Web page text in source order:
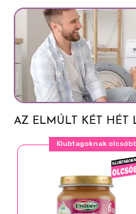
Tönkölybúzadara*
Citromlé*
Antioxidáns:
*Ökológiai
közepe benyomható
AZ ELMÚLT KÉT HÉT
Klubtagoknak